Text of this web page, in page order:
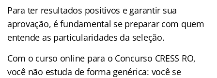
Para ter resultados positivos e garantir sua
aprovação, é fundamental se preparar com quem
entende as particularidades da seleção.
Com o curso online para o Concurso CRESS RO,
você não estuda de forma genérica: você se